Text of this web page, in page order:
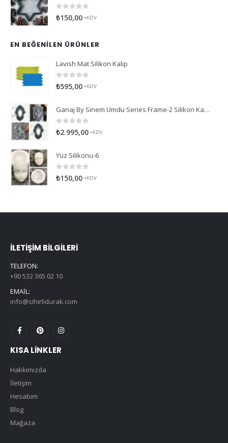
0
₺150,00 +KDV
EN BEĞENILEN ÜRÜNLER
Lavish Mat Silikon Kalıp
05 üzerinden
₺595,00 +KDV
Ganaj By Sinem Umdu Series Frame-2 Silikon Kalıp
0 5 üzerinden
₺2.995,00 +KDV
Yüz Silikonu-6
0 5 üzerinden
₺150,00 +KDV
İLETIŞIM BILGILERI
TELEFON:
+90 532 365 02 10
EMAIL:
info@sihirlidurak.com
KISA LINKLER
Hakkımızda
İletişim
Hesabım
Blog
Mağaza